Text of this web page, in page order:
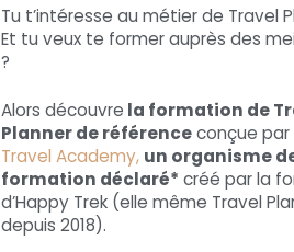
Tu t’intéresse au métier de Travel
Et tu veux te former auprès des
?
Alors découvre la formation de
Planner de référenceconçue par
Travel Academy, un organisme
formation déclaré* créé par la
d’Happy Trek (elle même Travel
depuis 2018).